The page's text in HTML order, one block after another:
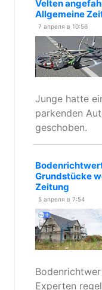
Velten
Allgemeine
7 апреля в 10:56
Junge hatte
parkenden
geschoben.
Grundstücke
Zeitung
5 апреля в 7:54
Experten